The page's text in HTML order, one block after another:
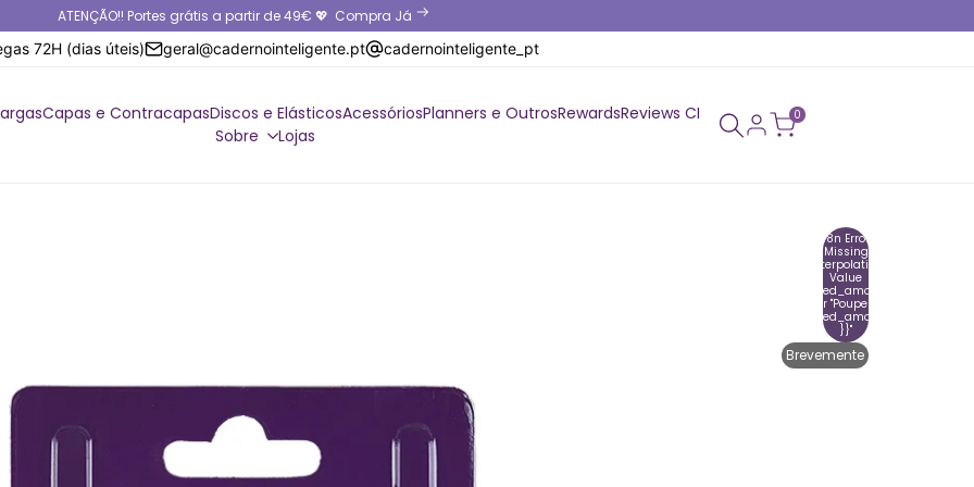
ATENÇÃO!! Portes grátis a partir de 49€ 💖 Compra Já
72H (dias úteis)
geral@cadernointeligente.pt cadernointeligente_pt
Capas e ContracapasDiscos e ElásticosAcessóriosPlanners e OutrosRewardsReviews CI
Sobre
Lojas
0
I18n Error:
Missing
Interpolation
Value
"saved_amount"
For "Poupe {{
Saved_amount
}}"
Brevemente